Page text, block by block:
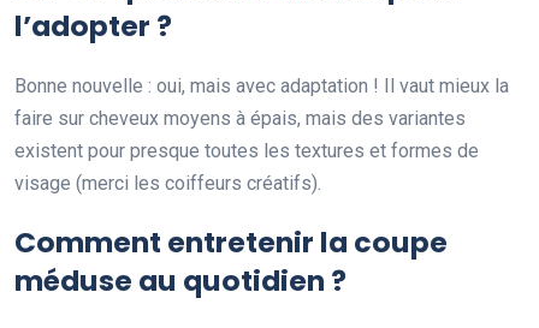
l’adopter ?
Bonne nouvelle : oui, mais avec adaptation ! Il vaut mieux la
faire sur cheveux moyens à épais, mais des variantes
existent pour presque toutes les textures et formes de
visage (merci les coiffeurs créatifs).
Comment entretenir la coupe
méduse au quotidien ?